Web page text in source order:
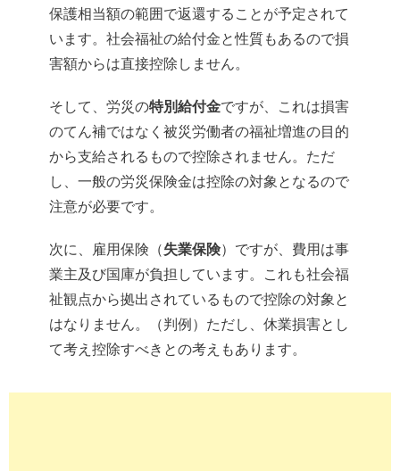
保護相当額の範囲で返還することが予定されて
います。社会福祉の給付金と性質もあるので損
害額からは直接控除しません。
そして、労災の特別給付金ですが、これは損害
のてん補ではなく被災労働者の福祉増進の目的
から支給されるもので控除されません。ただ
し、一般の労災保険金は控除の対象となるので
注意が必要です。
次に、雇用保険（失業保険）ですが、費用は事
業主及び国庫が負担しています。これも社会福
祉観点から拠出されているもので控除の対象と
はなりません。（判例）ただし、休業損害とし
て考え控除すべきとの考えもあります。